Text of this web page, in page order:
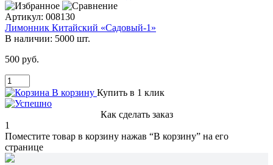
Артикул: 008130
Лимонник Китайский «Садовый-1»
В наличии: 5000 шт.
500 руб.
В корзину Купить в 1 клик
Как сделать заказ
1
Поместите товар в корзину нажав “В корзину” на его
странице